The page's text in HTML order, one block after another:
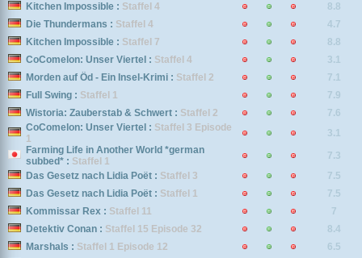
Kitchen Impossible : Staffel 4
8.8
Die Thundermans : Staffel 4
4.7
Kitchen Impossible : Staffel 7
8.8
CoComelon: Unser Viertel : Staffel 4
3.1
Morden auf Öd - Ein Insel-Krimi : Staffel 2
7.1
Full Swing : Staffel 1
7.9
Wistoria: Zauberstab & Schwert : Staffel 2
7.6
CoComelon: Unser Viertel : Staffel 3 Episode
1
3.1
Farming Life in Another World *german
subbed* : Staffel 1
7.3
Das Gesetz nach Lidia Poët : Staffel 3
7.5
Das Gesetz nach Lidia Poët : Staffel 1
7.5
Kommissar Rex : Staffel 11
7
Detektiv Conan : Staffel 15 Episode 32
8.4
Marshals : Staffel 1 Episode 12
6.5